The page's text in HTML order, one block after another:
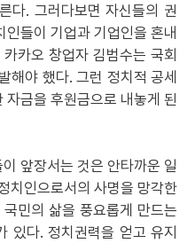
다. 그러다보면 자신들의 권
들이 기업과 기업인을 혼내
카오 창업자 김범수는 국회
해야 했다. 그런 정치적 공세
금을 후원금으로 내놓게 된
앞장서는 것은 안타까운 일
치인으로서의 사명을 망각한
민의 삶을 풍요롭게 만드는
있다. 정치권력을 얻고 유지